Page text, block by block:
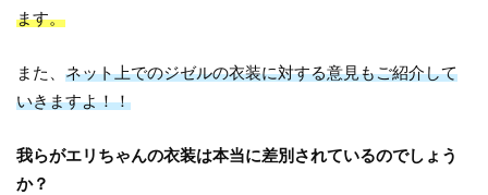
ます。
また、ネット上でのジゼルの衣装に対する意見もご紹介して
いきますよ！！
我らがエリちゃんの衣装は本当に差別されているのでしょう
か？